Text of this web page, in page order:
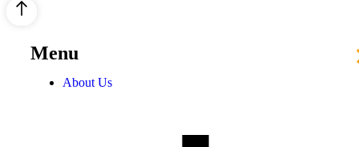
Menu
About Us